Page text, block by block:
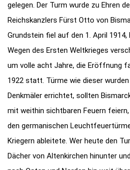
gelegen. Der Turm wurde zu Ehren
Reichskanzlers Fürst Otto von
Grundstein fiel auf den 1. April
Wegen des Ersten Weltkrieges
um volle acht Jahre, die Eröffnung
1922 statt. Türme wie dieser
Denkmäler errichtet, sollten
mit weithin sichtbaren Feuern
den germanischen
Kriegern ableitete. Wer heute den
Dächer von Altenkirchen hinunter